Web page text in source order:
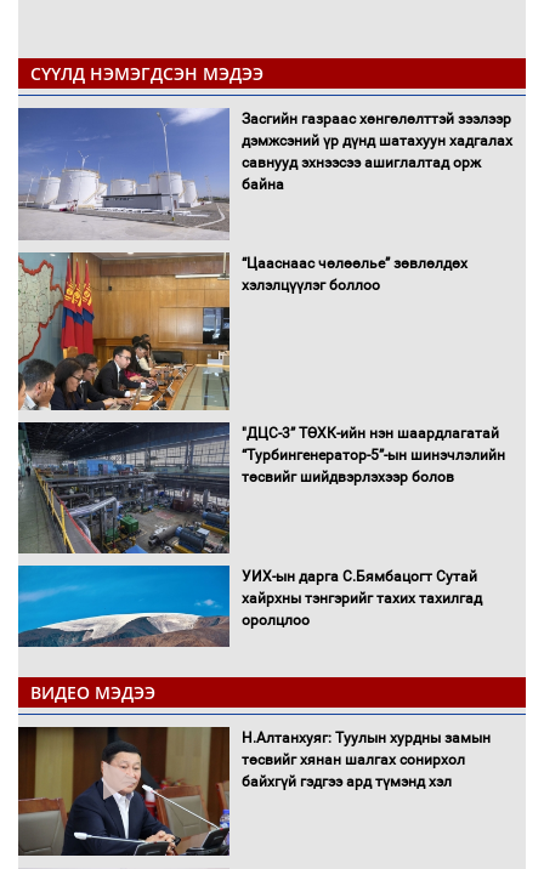
СҮҮЛД НЭМЭГДСЭН МЭДЭЭ
Засгийн газраас хөнгөлөлттэй зээлээр
дэмжсэний үр дүнд шатахуун хадгалах
савнууд эхнээсээ ашиглалтад орж
байна
“Цааснаас чөлөөлье” зөвлөлдөх
хэлэлцүүлэг боллоо
"ДЦС-3” ТӨХК-ийн нэн шаардлагатай
“Турбингенератор-5”-ын шинэчлэлийн
төсвийг шийдвэрлэхээр болов
УИХ-ын дарга С.Бямбацогт Сутай
хайрхны тэнгэрийг тахих тахилгад
оролцлоо
С.Амарсайхан: Иргэдийг хохироосон
ААН-ийн нуугтмал хөрөнгийг
битүүмжлэнэ
ВИДЕО МЭДЭЭ
Н.Алтанхуяг: Туулын хурдны замын
төсвийг хянан шалгах сонирхол
байхгүй гэдгээ ард түмэнд хэл